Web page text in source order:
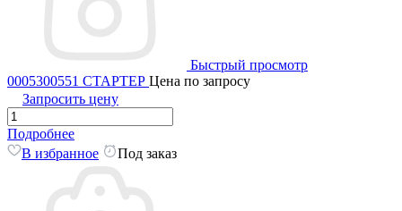
Быстрый просмотр
0005300551 СТАРТЕР Цена по запросу
Запросить цену
Подробнее
В избранное
Под заказ